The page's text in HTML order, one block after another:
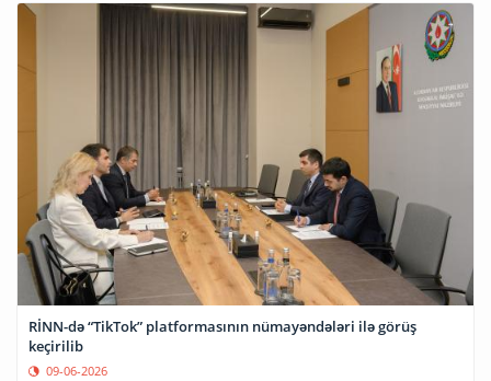
RİNN-də “TikTok” platformasının nümayəndələri ilə görüş
keçirilib
09-06-2026